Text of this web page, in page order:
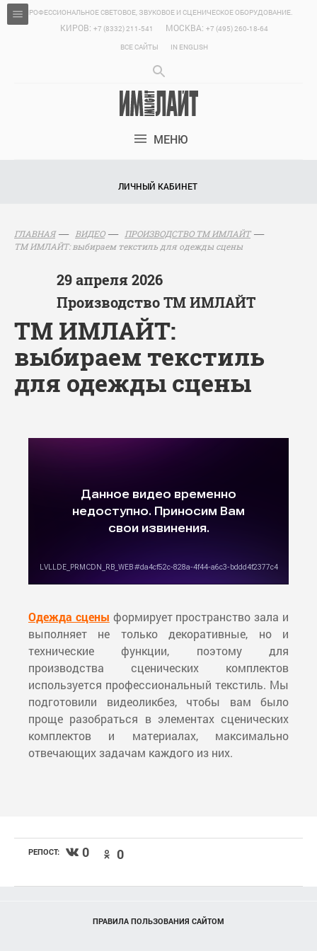
ПРОФЕССИОНАЛЬНОЕ СВЕТОВОЕ, ЗВУКОВОЕ И СЦЕНИЧЕСКОЕ ОБОРУДОВАНИЕ.
КИРОВ: +7 (8332) 211-541 МОСКВА: +7 (495) 260-18-64
ВСЕ САЙТЫ
IN ENGLISH
МЕНЮ
ЛИЧНЫЙ КАБИНЕТ
ГЛАВНАЯ ВИДЕО
ПРОИЗВОДСТВО ТМ ИМЛАЙТ
ТМ ИМЛАЙТ: выбираем текстиль для одежды сцены
29 апреля 2026
Производство ТМ ИМЛАЙТ
ТМ ИМЛАЙТ:
выбираем текстиль
для одежды сцены
Одежда сцены формирует пространство зала и
выполняет не только декоративные, но и
технические функции, поэтому для
производства сценических комплектов
используется профессиональный текстиль. Мы
подготовили видеоликбез, чтобы вам было
проще разобраться в элементах сценических
комплектов и материалах, максимально
отвечающих задачам каждого из них.
РЕПОСТ: 0 0
ПРАВИЛА ПОЛЬЗОВАНИЯ САЙТОМ